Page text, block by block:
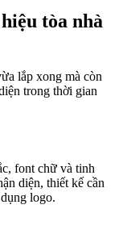
tòa nhà
lắp xong mà còn
trong thời gian
font chữ và tinh
diện, thiết kế cần
logo.